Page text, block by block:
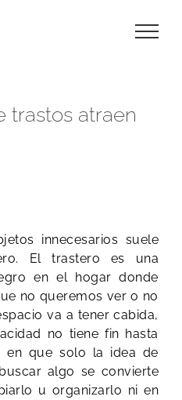
trastos atraen
innecesarios suele
El trastero es una
en el hogar donde
no queremos ver o no
va a tener cabida,
no tiene fin hasta
en que solo la idea de
algo se convierte
u organizarlo ni en